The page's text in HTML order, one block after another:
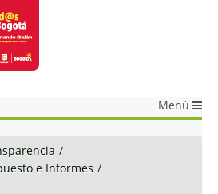
Menú
/
e Informes /